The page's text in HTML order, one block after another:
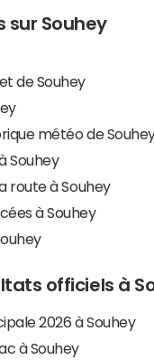
sur Souhey
de Souhey
météo de
Souhey
route à Souhey
à Souhey
officiels à
2026 à Souhey
à Souhey